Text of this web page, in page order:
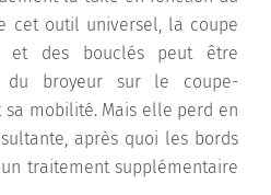
cet outil universel, la coupe
et des bouclés peut être
du broyeur sur le coupe-
mobilité. Mais elle perd en
après quoi les bords
traitement supplémentaire